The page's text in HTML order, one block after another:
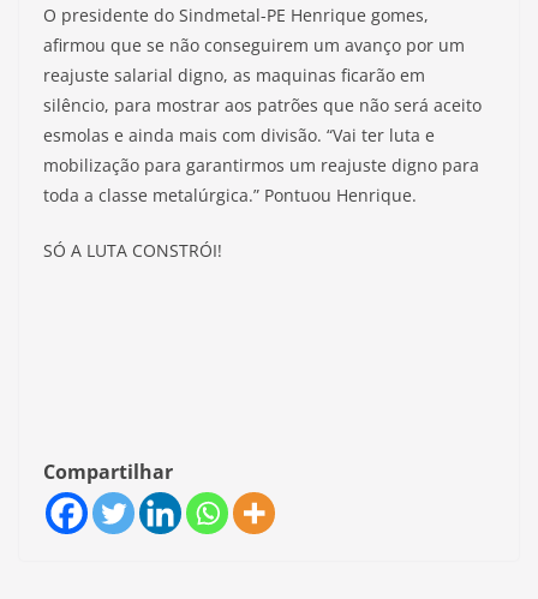
O presidente do Sindmetal-PE Henrique gomes,
afirmou que se não conseguirem um avanço por um
reajuste salarial digno, as maquinas ficarão em
silêncio, para mostrar aos patrões que não será aceito
esmolas e ainda mais com divisão. “Vai ter luta e
mobilização para garantirmos um reajuste digno para
toda a classe metalúrgica.” Pontuou Henrique.
SÓ A LUTA CONSTRÓI!
Compartilhar